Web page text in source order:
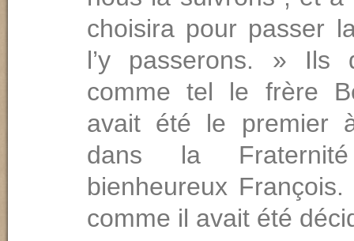
choisira pour passer
l’y passerons. » Ils
comme tel le frère
avait été le premier
dans la
bienheureux
comme il avait été